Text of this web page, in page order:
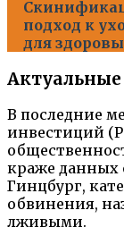
подход к
для
В последние
инвестиций
краже данных
Гинцбург,
обвинения,
лживыми.